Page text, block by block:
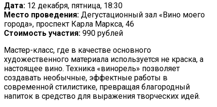
Дата: 12 декабря, пятница, 18:30
Место проведения: Дегустационный зал «Вино моего
города», проспект Карла Маркса, 46
Стоимость участия: 990 рублей
Мастер-класс, где в качестве основного
художественного материала используется не краска, а
настоящее вино. Техника «винорель» позволяет
создавать необычные, эффектные работы в
современной стилистике, превращая благородный
напиток в средство для выражения творческих идей.